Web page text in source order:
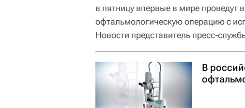
в пятницу впервые в мире проведут
офтальмологическую операцию с
Новости представитель пресс-
В